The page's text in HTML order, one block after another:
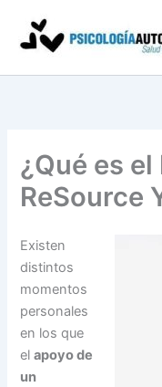
contenido
¿Qué es
ReSource
Existen
distintos
momentos
personales
en los que
elapoyo de
un